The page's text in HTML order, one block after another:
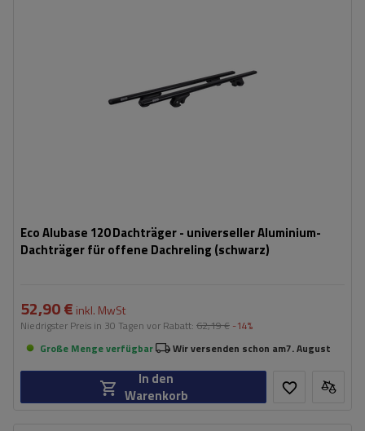
Eco Alubase 120 Dachträger - universeller Aluminium-
Dachträger für offene Dachreling (schwarz)
52,90 € inkl. MwSt
Niedrigster Preis in 30 Tagen vor Rabatt: 62,19 € -14%
Große Menge verfügbar
Wir versenden schon am7. August
In den
Warenkorb